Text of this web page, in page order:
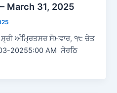
March 31, 2025
ਅੰਮ੍ਰਿਤਸਰ ਸੋਮਵਾਰ, ੧੮ ਚੇਤ
20255:00 AM ਸੋਰਠਿ